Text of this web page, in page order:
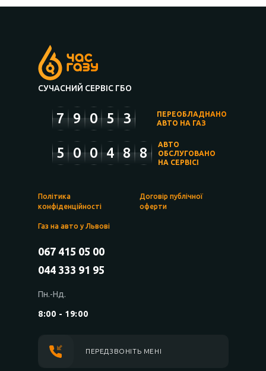
СУЧАСНИЙ СЕРВІС ГБО
7 9 0 5 3
ПЕРЕОБЛАДНАНО
АВТО НА ГАЗ
5 0 0 4 8 8
АВТО
ОБСЛУГОВАНО
НА СЕРВІСІ
Політика
конфіденційності
Договір публічної
оферти
Газ на авто у Львові
067 415 05 00
044 333 91 95
Пн.-Нд.
8:00 - 19:00
ПЕРЕДЗВОНІТЬ МЕНІ